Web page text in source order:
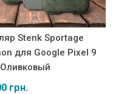
Stenk Sportage
для Google Pixel 9
грн.